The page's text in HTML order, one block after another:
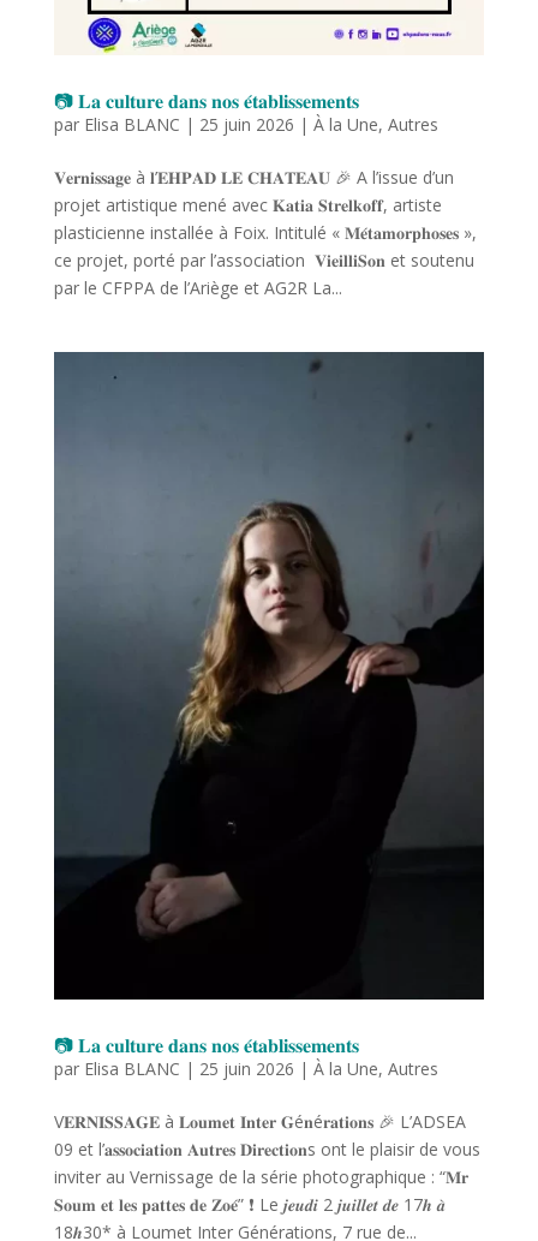
📷 𝐋𝐚 𝐜𝐮𝐥𝐭𝐮𝐫𝐞 𝐝𝐚𝐧𝐬 𝐧𝐨𝐬 𝐞́𝐭𝐚𝐛𝐥𝐢𝐬𝐬𝐞𝐦𝐞𝐧𝐭𝐬
par Elisa BLANC | 25 juin 2026 | À la Une, Autres
𝐕𝐞𝐫𝐧𝐢𝐬𝐬𝐚𝐠𝐞 à 𝐥’𝐄𝐇𝐏𝐀𝐃 𝐋𝐄 𝐂𝐇𝐀𝐓𝐄𝐀𝐔 🎉 A l’issue d’un
projet artistique mené avec 𝐊𝐚𝐭𝐢𝐚 𝐒𝐭𝐫𝐞𝐥𝐤𝐨𝐟𝐟, artiste
plasticienne installée à Foix. Intitulé « 𝐌𝐞́𝐭𝐚𝐦𝐨𝐫𝐩𝐡𝐨𝐬𝐞𝐬 »,
ce projet, porté par l’association 𝐕𝐢𝐞𝐢𝐥𝐥𝐢𝐒𝐨𝐧 et soutenu
par le CFPPA de l’Ariège et AG2R La...
📷 𝐋𝐚 𝐜𝐮𝐥𝐭𝐮𝐫𝐞 𝐝𝐚𝐧𝐬 𝐧𝐨𝐬 𝐞́𝐭𝐚𝐛𝐥𝐢𝐬𝐬𝐞𝐦𝐞𝐧𝐭𝐬
par Elisa BLANC | 25 juin 2026 | À la Une, Autres
V𝐄𝐑𝐍𝐈𝐒𝐒𝐀𝐆𝐄 à 𝐋𝐨𝐮𝐦𝐞𝐭 𝐈𝐧𝐭𝐞𝐫 𝐆é𝐧é𝐫𝐚𝐭𝐢𝐨𝐧𝐬 🎉 L’ADSEA
09 et l’𝐚𝐬𝐬𝐨𝐜𝐢𝐚𝐭𝐢𝐨𝐧 𝐀𝐮𝐭𝐫𝐞𝐬 𝐃𝐢𝐫𝐞𝐜𝐭𝐢𝐨𝐧s ont le plaisir de vous
inviter au Vernissage de la série photographique : “𝐌𝐫
𝐒𝐨𝐮𝐦 𝐞𝐭 𝐥𝐞𝐬 𝐩𝐚𝐭𝐭𝐞𝐬 𝐝𝐞 𝐙𝐨𝐞́” ❗ Le 𝒋𝒆𝒖𝒅𝒊 2 𝒋𝒖𝒊𝒍𝒍𝒆𝒕 𝒅𝒆 17𝒉 𝒂̀
18𝒉30* à Loumet Inter Générations, 7 rue de...